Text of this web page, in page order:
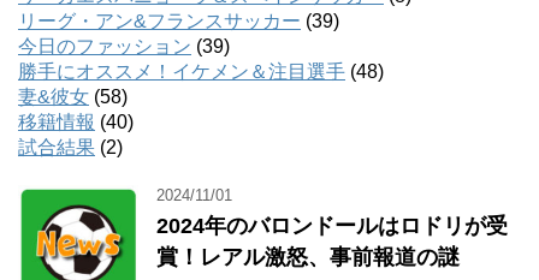
リーグ・アン&フランスサッカー (39)
今日のファッション (39)
勝手にオススメ！イケメン＆注目選手 (48)
妻&彼女 (58)
移籍情報 (40)
試合結果 (2)
2024/11/01
2024年のバロンドールはロドリが受
賞！レアル激怒、事前報道の謎